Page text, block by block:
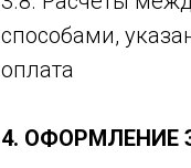
способами,
оплата
4. ОФОРМЛЕНИЕ